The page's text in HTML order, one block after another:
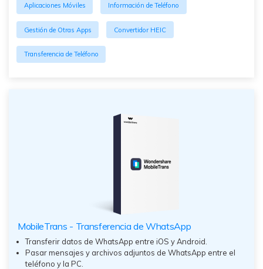
Aplicaciones Móviles Información de Teléfono
Gestión de Otras Apps Convertidor HEIC
Transferencia de Teléfono
MobileTrans - Transferencia de WhatsApp
Transferir datos de WhatsApp entre iOS y Android.
Pasar mensajes y archivos adjuntos de WhatsApp entre el
teléfono y la PC.